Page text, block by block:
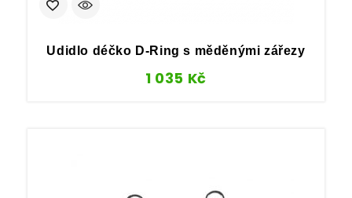
Udidlo déčko D-Ring s měděnými zářezy
1 035 Kč